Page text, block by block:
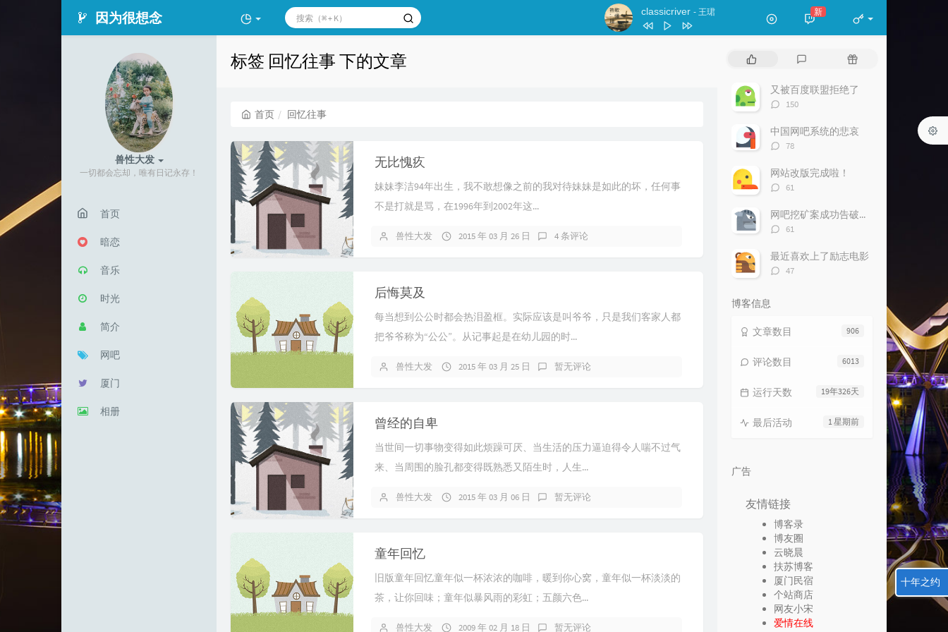
因为很想念 classicriver - 王珺
斯卡布罗集市 长笛（轻吹版） 天易
新
兽性大发
一切都会忘却，唯有日记永存！
首页
暗恋
音乐
时光
简介
网吧
厦门
相册
标签 回忆往事 下的文章
首页 回忆往事
无比愧疚
妹妹李洁94年出生，我不敢想像之前的我对待妹妹是如此的坏，任何事
不是打就是骂，在1996年到2002年这...
兽性大发 2015 年 03 月 26 日 4 条评论
后悔莫及
每当想到公公时都会热泪盈框。实际应该是叫爷爷，只是我们客家人都
把爷爷称为“公公”。从记事起是在幼儿园的时...
兽性大发 2015 年 03 月 25 日 暂无评论
曾经的自卑
当世间一切事物变得如此烦躁可厌、当生活的压力逼迫得令人喘不过气
来、当周围的脸孔都变得既熟悉又陌生时，人生...
兽性大发 2015 年 03 月 06 日 暂无评论
童年回忆
旧版童年回忆童年似一杯浓浓的咖啡，暖到你心窝，童年似一杯淡淡的
茶，让你回味；童年似暴风雨的彩虹；五颜六色...
兽性大发 2009 年 02 月 18 日 暂无评论
评
随
文
又被百度联盟拒绝了
评
数：
150
中国网吧系统的悲哀
评
数：
78
网站改版完成啦！
评
数：
61
网吧挖矿案成功告破—网吧巨卡老板报警
评
数：
61
最近喜欢上了励志电影
评
47
博客信息
906
文章数目
6013
评论数目
19年326天
运行天数
1 星期前
最后活动
广告
友情链接
博客录
博友圈
云晓晨
扶苏博客
厦门民宿
个站商店
网友小宋
爱情在线
十年之约